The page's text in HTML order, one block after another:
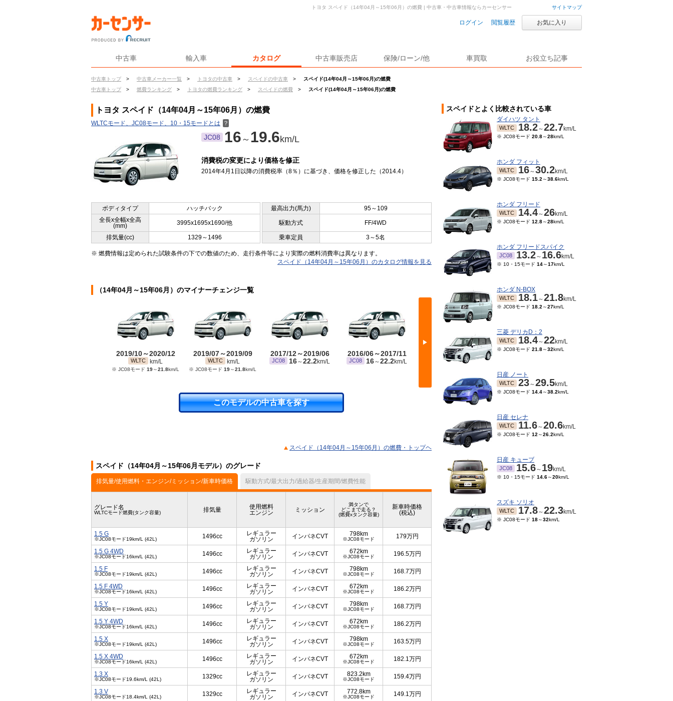
サイトマップ
ログイン 閲覧履歴 お気に入り
中古車 輸入車 カタログ 中古車販売店 保険/ローン/他 車買取 お役立ち記事
中古車トップ > 中古車メーカー一覧 > トヨタの中古車 > スペイドの中古車 >
スペイド(14年04月～15年06月)の燃費
中古車トップ
> 燃費ランキング > トヨタの燃費ランキング > スペイドの燃費 > スペイド(14年04月～15年06月)の燃費
トヨタ スペイド（14年04月～15年06月）の燃費 | 中古車・中古車情報ならカーセンサー
トヨタ スペイド（14年04月～15年06月）の燃費
WLTCモード、JC08モード、10・15モードとは ？
JC08 16 ～ 19.6km/L
消費税の変更により価格を修正
2014年4月1日以降の消費税率（8％）に基づき、価格を修正した（2014.4）
ボディタイプ ハッチバック 最高出力(馬力)
95～109
全長x全幅x全高
(mm)
3995x1695x1690/他 駆動方式 FF/4WD
排気量(cc) 1329～1496 乗車定員 3～5名
※ 燃費情報は定められた試験条件の下での数値のため、走行条件等により実際の燃料消費率は異なります。
スペイド（14年04月～15年06月）のカタログ情報を見る
（14年04月～15年06月）のマイナーチェンジ一覧
▶
2019/10～2020/12
WLTC km/L
※ JC08モード 19～21.8km/L
2019/07～2019/09
WLTC km/L
※ JC08モード 19～21.8km/L
2017/12～2019/06
JC08 16～22.2km/L
2016/06～2017/11
JC08 16～22.2km/L
2015/07～2016/05
16～22.2km/L
2012/07～2014/03
このモデルの中古車を探す
スペイド（14年04月～15年06月）の燃費・トップヘ
スペイド（14年04月～15年06月モデル）のグレード
排気量/使用燃料・エンジン/ミッション/新車時価格 駆動方式/最大出力/過給器/生産期間/燃費性能
グレード名
WLTCモード燃費(タンク容量) 排気量
使用燃料
エンジン
ミッション
満タンで
どこまで走る？
(燃費xタンク容量)
新車時価格
(税込)
1.5 G
※JC08モード19km/L (42L) 1496cc
レギュラー
ガソリン
インパネCVT 798km
※JC08モード 179万円
1.5 G 4WD
※JC08モード16km/L (42L) 1496cc
レギュラー
ガソリン
インパネCVT 672km
※JC08モード 196.5万円
1.5 F
※JC08モード19km/L (42L) 1496cc
レギュラー
ガソリン
インパネCVT 798km
※JC08モード 168.7万円
1.5 F 4WD
※JC08モード16km/L (42L) 1496cc
レギュラー
ガソリン
インパネCVT 672km
※JC08モード 186.2万円
1.5 Y
※JC08モード19km/L (42L) 1496cc
レギュラー
ガソリン
インパネCVT 798km
※JC08モード 168.7万円
1.5 Y 4WD
※JC08モード16km/L (42L) 1496cc
レギュラー
ガソリン
インパネCVT 672km
※JC08モード 186.2万円
1.5 X
※JC08モード19km/L (42L) 1496cc
レギュラー
ガソリン
インパネCVT 798km
※JC08モード 163.5万円
1.5 X 4WD
※JC08モード16km/L (42L) 1496cc
レギュラー
ガソリン
インパネCVT 672km
※JC08モード 182.1万円
1.3 X
※JC08モード19.6km/L (42L) 1329cc
レギュラー
ガソリン
インパネCVT 823.2km
※JC08モード 159.4万円
1.3 V
※JC08モード18.4km/L (42L) 1329cc
レギュラー
ガソリン
インパネCVT 772.8km
※JC08モード 149.1万円
スペイドとよく比較されている車
ダイハツ タント
WLTC 18.2～22.7km/L
※ JC08モード 20.8～28km/L
ホンダ フィット
WLTC 16～30.2km/L
※ JC08モード 15.2 ～38.6km/L
ホンダ フリード
WLTC 14.4～26km/L
※ JC08モード 12.8～28km/L
ホンダ フリードスパイク
JC08 13.2～ 16.6km/L
※ 10・15モード 14～17km/L
ホンダ N-BOX
WLTC 18.1～21.8km/L
※ JC08モード 18.2 ～27km/L
三菱 デリカD：2
WLTC 18.4～22km/L
※ JC08モード 21.8～32km/L
日産 ノート
WLTC 23～29.5km/L
※ JC08モード 14.4～38.2km/L
日産 セレナ
WLTC 11.6～20.6km/L
※ JC08モード 12 ～26.2km/L
日産 キューブ
JC08 15.6～ 19km/L
※ 10・15モード 14.6～20km/L
スズキ ソリオ
WLTC 17.8～22.3km/L
※ JC08モード 18～32km/L